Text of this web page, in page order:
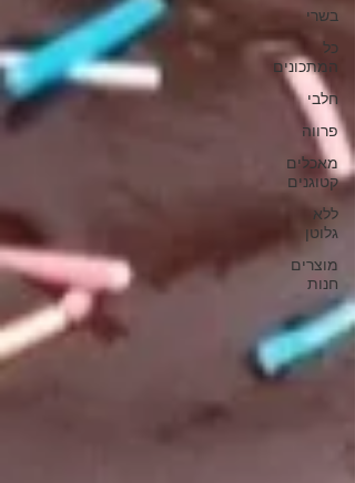
בשרי
כל
המתכונים
חלבי
פרווה
מאכלים
קטוגנים
ללא
גלוטן
מוצרים
חנות